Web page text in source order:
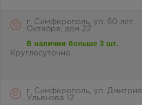
г. Симферополь, ул. 60 лет
Октября, дом 22
В наличии больше 3 шт.
Круглосуточно
г. Симферополь, ул. Дмитрия
Ульянова 12